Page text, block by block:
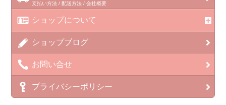
支払い方法 / 配送方法 / 会社概要
ショップについて
ショップブログ
お問い合せ
プライバシーポリシー